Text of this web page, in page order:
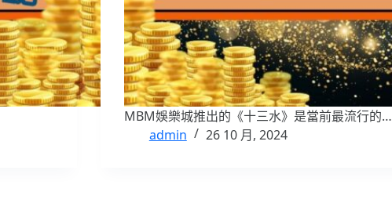
MBM娛樂城推出的《十三水》是當前最流行的…
admin
26 10 月, 2024